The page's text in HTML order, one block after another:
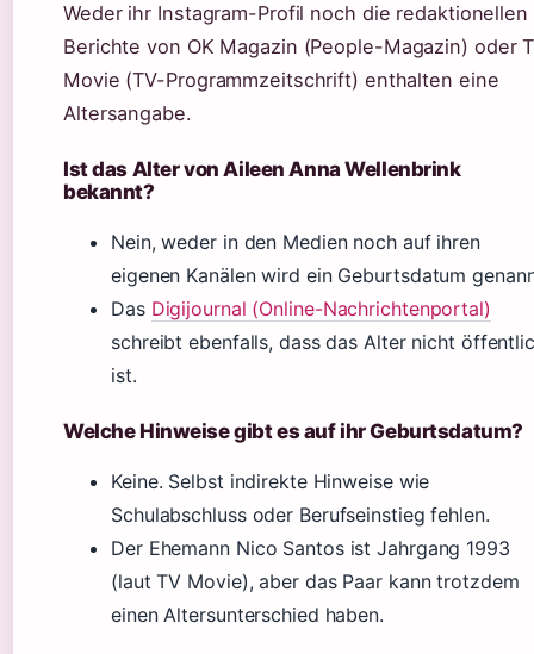
Weder ihr Instagram-Profil noch die redaktionellen
Berichte von OK Magazin (People-Magazin) oder
Movie (TV-Programmzeitschrift) enthalten eine
Altersangabe.
Ist das Alter von Aileen Anna Wellenbrink
bekannt?
Nein, weder in den Medien noch auf ihren
eigenen Kanälen wird ein Geburtsdatum
Das Digijournal (Online-Nachrichtenportal)
schreibt ebenfalls, dass das Alter nicht
ist.
Welche Hinweise gibt es auf ihr Geburtsdatum?
Keine. Selbst indirekte Hinweise wie
Schulabschluss oder Berufseinstieg fehlen.
Der Ehemann Nico Santos ist Jahrgang 1993
(laut TV Movie), aber das Paar kann trotzdem
einen Altersunterschied haben.